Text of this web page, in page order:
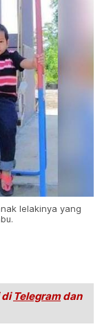
lelakinya yang
di Telegramdan